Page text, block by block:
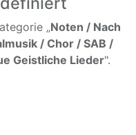
„Noten / Nach
/ Chor / SAB /
Geistliche Lieder".